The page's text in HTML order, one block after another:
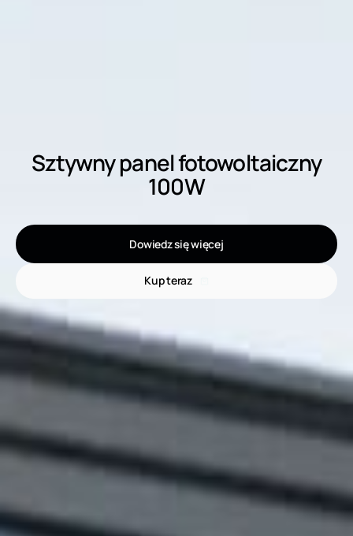
Sztywny panel fotowoltaiczny
100W
Dowiedz się więcej
Kup teraz